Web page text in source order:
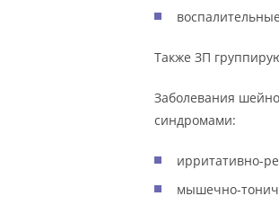
Также ЗП
Заболевания
синдромами:
ирритативно-
мышечно-